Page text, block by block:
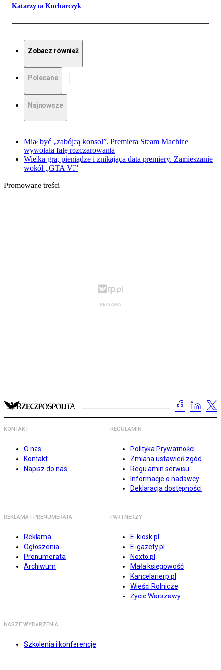
Katarzyna Kucharczyk
Zobacz również
Polecane
Najnowsze
Miał być „zabójcą konsol”. Premiera Steam Machine
wywołała falę rozczarowania
Wielka gra, pieniądze i znikająca data premiery. Zamieszanie
wokół „GTA VI”
Promowane treści
KONTAKT
O nas
Kontakt
Napisz do nas
REGULAMIN
Polityka Prywatności
Zmiana ustawień zgód
Regulamin serwisu
Informacje o nadawcy
Deklaracja dostępności
REKLAMA I PRENUMERATA
Reklama
Ogłoszenia
Prenumerata
Archiwum
PARTNERZY
E-kiosk.pl
E-gazety.pl
Nexto.pl
Mała księgowość
Kancelarierp.pl
Wieści Rolnicze
Życie Warszawy
NASZE WYDARZENIA
Szkolenia i konferencje